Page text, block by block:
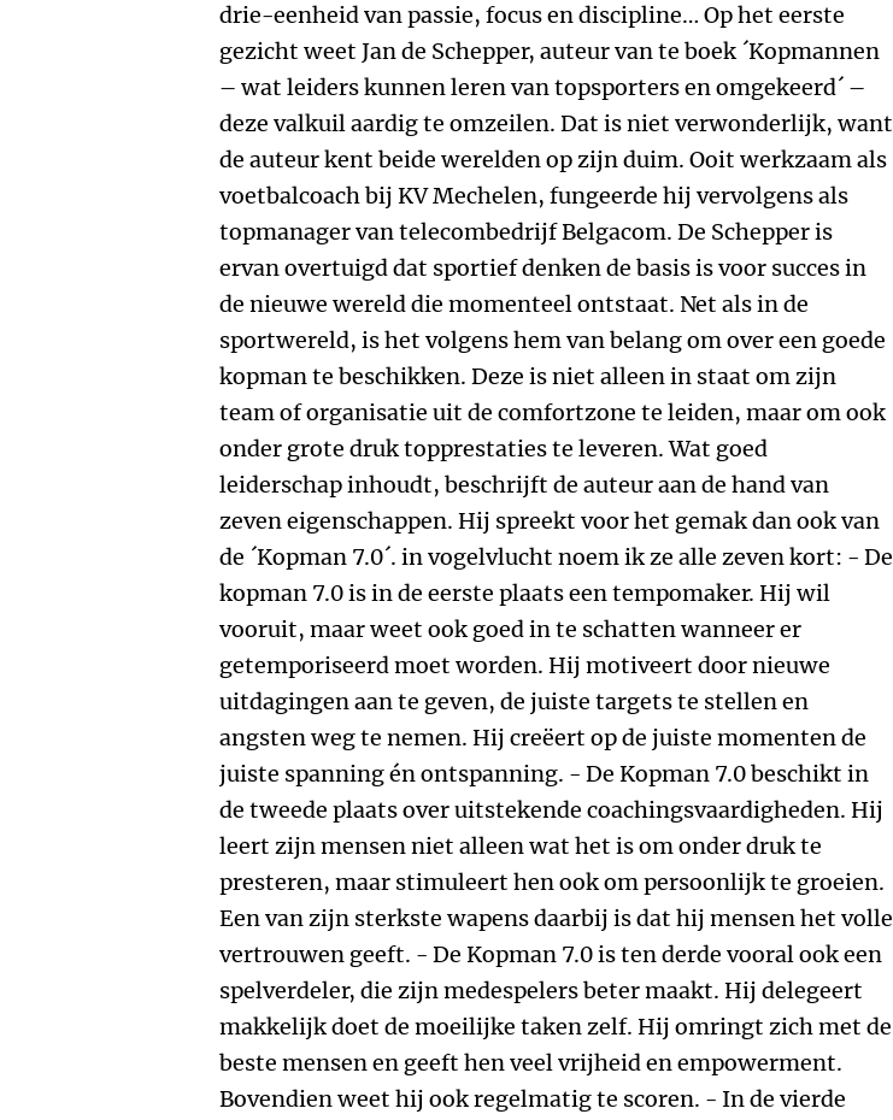
drie-eenheid van passie, focus en discipline… Op het eerste
gezicht weet Jan de Schepper, auteur van te boek ´Kopmannen
– wat leiders kunnen leren van topsporters en omgekeerd´ –
deze valkuil aardig te omzeilen. Dat is niet verwonderlijk, want
de auteur kent beide werelden op zijn duim. Ooit werkzaam als
voetbalcoach bij KV Mechelen, fungeerde hij vervolgens als
topmanager van telecombedrijf Belgacom. De Schepper is
ervan overtuigd dat sportief denken de basis is voor succes in
de nieuwe wereld die momenteel ontstaat. Net als in de
sportwereld, is het volgens hem van belang om over een goede
kopman te beschikken. Deze is niet alleen in staat om zijn
team of organisatie uit de comfortzone te leiden, maar om ook
onder grote druk topprestaties te leveren. Wat goed
leiderschap inhoudt, beschrijft de auteur aan de hand van
zeven eigenschappen. Hij spreekt voor het gemak dan ook van
de ´Kopman 7.0´. in vogelvlucht noem ik ze alle zeven kort: - De
kopman 7.0 is in de eerste plaats een tempomaker. Hij wil
vooruit, maar weet ook goed in te schatten wanneer er
getemporiseerd moet worden. Hij motiveert door nieuwe
uitdagingen aan te geven, de juiste targets te stellen en
angsten weg te nemen. Hij creëert op de juiste momenten de
juiste spanning én ontspanning. - De Kopman 7.0 beschikt in
de tweede plaats over uitstekende coachingsvaardigheden. Hij
leert zijn mensen niet alleen wat het is om onder druk te
presteren, maar stimuleert hen ook om persoonlijk te groeien.
Een van zijn sterkste wapens daarbij is dat hij mensen het volle
vertrouwen geeft. - De Kopman 7.0 is ten derde vooral ook een
spelverdeler, die zijn medespelers beter maakt. Hij delegeert
makkelijk doet de moeilijke taken zelf. Hij omringt zich met de
beste mensen en geeft hen veel vrijheid en empowerment.
Bovendien weet hij ook regelmatig te scoren. - In de vierde